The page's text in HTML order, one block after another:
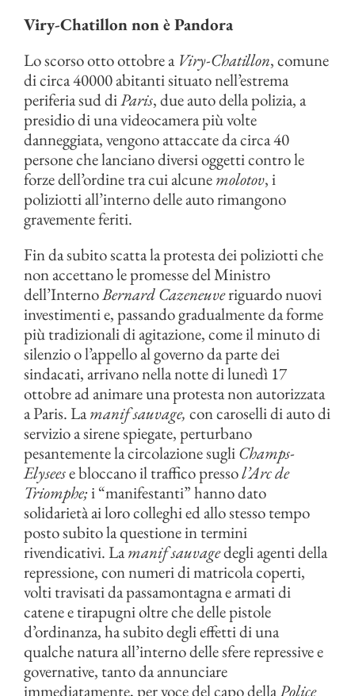
Viry-Chatillon non è Pandora
Lo scorso otto ottobre a Viry-Chatillon, comune
di circa 40000 abitanti situato nell’estrema
periferia sud diParis, due auto della polizia, a
presidio di una videocamera più volte
danneggiata, vengono attaccate da circa 40
persone che lanciano diversi oggetti contro le
forze dell’ordine tra cui alcunemolotov, i
poliziotti all’interno delle auto rimangono
gravemente feriti.
Fin da subito scatta la protesta dei poliziotti che
non accettano le promesse del Ministro
dell’InternoBernard Cazeneuveriguardo nuovi
investimenti e, passando gradualmente da forme
più tradizionali di agitazione, come il minuto di
silenzio o l’appello al governo da parte dei
sindacati, arrivano nella notte di lunedì 17
ottobre ad animare una protesta non autorizzata
a Paris. Lamanif sauvage, con caroselli di auto di
servizio a sirene spiegate, perturbano
pesantemente la circolazione sugliChamps-
Elyseese bloccano il traffico pressol’Arc de
Triomphe;i “manifestanti” hanno dato
solidarietà ai loro colleghi ed allo stesso tempo
posto subito la questione in termini
rivendicativi. Lamanif sauvagedegli agenti della
repressione, con numeri di matricola coperti,
volti travisati da passamontagna e armati di
catene e tirapugni oltre che delle pistole
d’ordinanza, ha subito degli effetti di una
qualche natura all’interno delle sfere repressive e
governative, tanto da annunciare
immediatamente, per voce del capo dellaPolice